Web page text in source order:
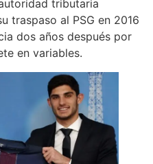
tributaria
traspaso al PSG en 2016
dos años después por
en variables.